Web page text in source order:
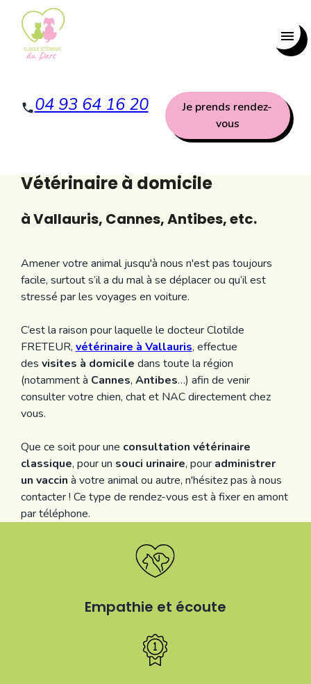
menu
04 93 64 16 20
Je prends rendez-
vous
Vétérinaire à domicile
à Vallauris, Cannes, Antibes, etc.
Amener votre animal jusqu'à nous n'est pas toujours
facile, surtout s’il a du mal à se déplacer ou qu’il est
stressé par les voyages en voiture.
C’est la raison pour laquelle le docteur Clotilde
FRETEUR, vétérinaire à Vallauris, effectue
des visites à domicile dans toute la région
(notamment à Cannes, Antibes…) afin de venir
consulter votre chien, chat et NAC directement chez
vous.
Que ce soit pour une consultation vétérinaire
classique, pour un souci urinaire, pour administrer
un vaccin à votre animal ou autre, n'hésitez pas à nous
contacter ! Ce type de rendez-vous est à fixer en amont
par téléphone.
Empathie et écoute
Panneau de gestion des cookies